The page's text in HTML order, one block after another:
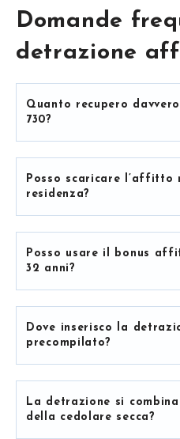
Domande
detrazione
Quanto recupero
730?
Posso scaricare l’affitto
residenza?
Posso usare il bonus
32 anni?
Dove inserisco la
precompilato?
La detrazione si
della cedolare secca?